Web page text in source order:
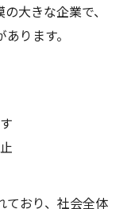
大きな企業で、
ります。
ており、社会全体